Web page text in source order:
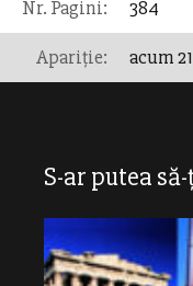
Nr. Pagini: 384
Apariție: acum
S-ar putea